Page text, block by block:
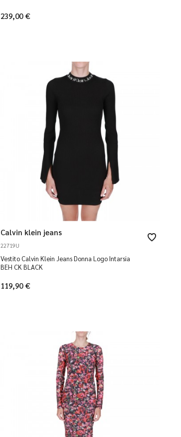
239,00 €
Calvin klein jeans
22719U
Vestito Calvin Klein Jeans Donna Logo Intarsia
BEH CK BLACK
119,90 €